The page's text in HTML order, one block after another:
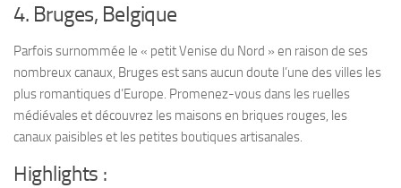
4. Bruges, Belgique
Parfois surnommée le « petit Venise du Nord » en raison de ses
nombreux canaux, Bruges est sans aucun doute l’une des villes les
plus romantiques d’Europe. Promenez-vous dans les ruelles
médiévales et découvrez les maisons en briques rouges, les
canaux paisibles et les petites boutiques artisanales.
Highlights :